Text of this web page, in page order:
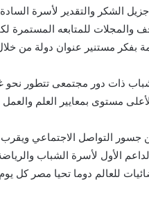
جزيل الشكر والتقدير لأسرة
والمجلات للمتابعه المستمرة
بفكر مستنير عنوان دولة من
ذات دور مجتمعى تتطور نحو
مستوى بمعايير العلم
جسور التواصل الاجتماعي
الأول لأسرة الشباب
للعالم دوما تحيا مصر كل يوم